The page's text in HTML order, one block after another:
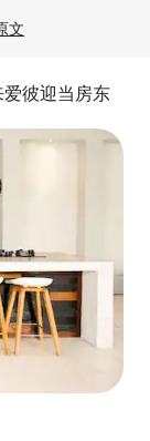
文
爱彼迎当房东